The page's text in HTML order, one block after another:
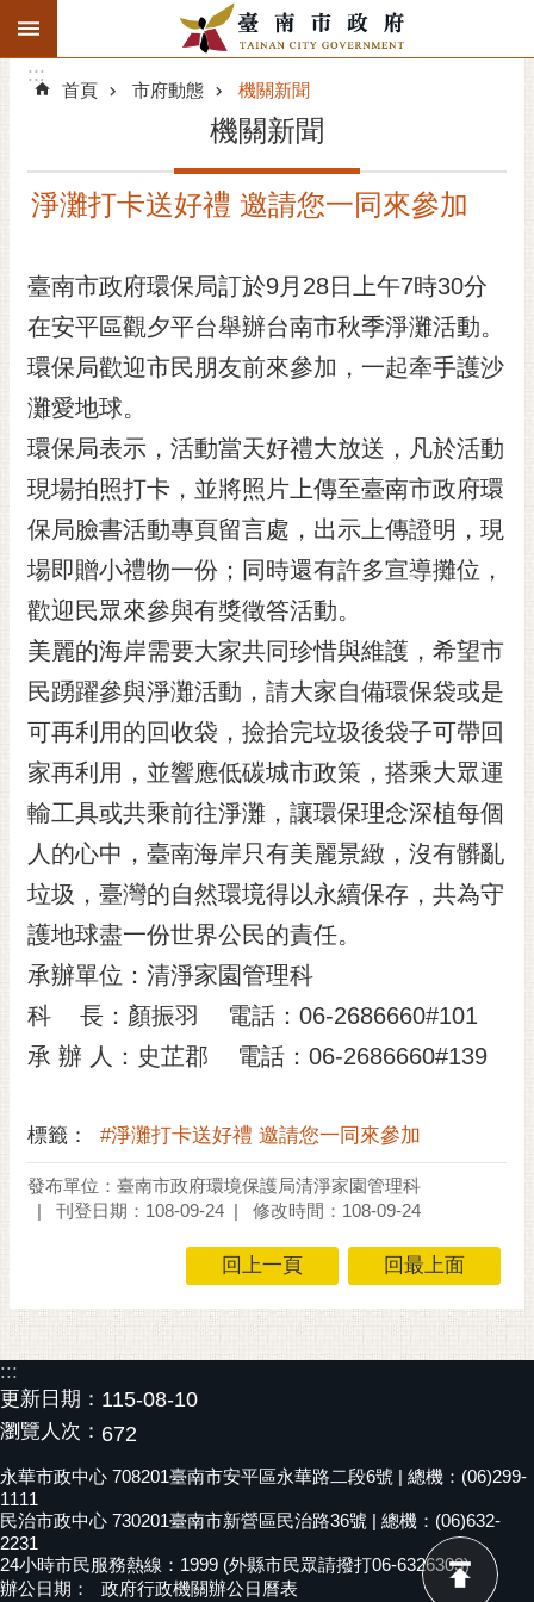
跳到主要內容區塊
搜
階
精彩府城
市府團隊
主題服務
市政資訊
市民互動
黃
哲
螢
光
花
桐
花
祭
網
站
導
覽
閱
訂
閱
電
子
民
信
English
日
本
語
隱
:::
:::
首頁 市府動態 機關新聞
機關新聞
淨灘打卡送好禮 邀請您一同來參加
臺南市政府環保局訂於9月28日上午7時30分
在安平區觀夕平台舉辦台南市秋季淨灘活動。
環保局歡迎市民朋友前來參加，一起牽手護沙
灘愛地球。
環保局表示，活動當天好禮大放送，凡於活動
現場拍照打卡，並將照片上傳至臺南市政府環
保局臉書活動專頁留言處，出示上傳證明，現
場即贈小禮物一份；同時還有許多宣導攤位，
歡迎民眾來參與有獎徵答活動。
美麗的海岸需要大家共同珍惜與維護，希望市
民踴躍參與淨灘活動，請大家自備環保袋或是
可再利用的回收袋，撿拾完垃圾後袋子可帶回
家再利用，並響應低碳城市政策，搭乘大眾運
輸工具或共乘前往淨灘，讓環保理念深植每個
人的心中，臺南海岸只有美麗景緻，沒有髒亂
垃圾，臺灣的自然環境得以永續保存，共為守
護地球盡一份世界公民的責任。
承辦單位：清淨家園管理科
科 長：顏振羽 電話：06-2686660#101
承 辦 人：史芷郡 電話：06-2686660#139
標籤： #淨灘打卡送好禮 邀請您一同來參加
發布單位：臺南市政府環境保護局清淨家園管理科
刊登日期：108-09-24
修改時間：108-09-24
回上一頁 回最上面
:::
更新日期： 115-08-10
瀏覽人次： 672
永華市政中心 708201臺南市安平區永華路二段6號 | 總機：(06)299-
1111
民治市政中心 730201臺南市新營區民治路36號 | 總機：(06)632-
2231
24小時市民服務熱線：1999 (外縣市民眾請撥打06-6326303)
辦公日期：
政府行政機關辦公日曆表